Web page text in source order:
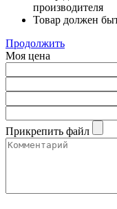
производителя
Товар должен
Продолжить
Моя цена
Прикрепить файл